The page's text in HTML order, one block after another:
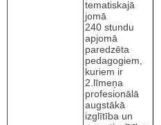
tematiskajā
jomā
240 stundu
apjomā
paredzēta
pedagogiem,
kuriem ir
2.līmeņa
profesionālā
augstākā
izglītība un